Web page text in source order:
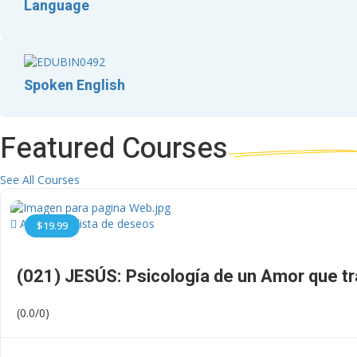
Language
Spoken English
Featured Courses
See All Courses
$19.99
Añadir a la lista de deseos
(021) JESÚS: Psicología de un Amor que
(0.0/0)